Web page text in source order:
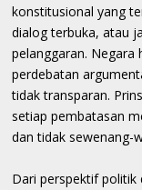
konstitusional yang
dialog terbuka, atau
pelanggaran. Negara
perdebatan
tidak transparan.
setiap pembatasan
dan tidak sewenang-
Dari perspektif politik